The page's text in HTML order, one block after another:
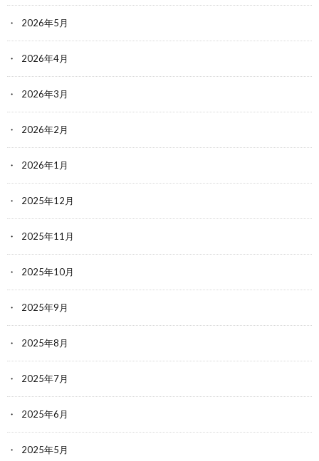
2026年5月
2026年4月
2026年3月
2026年2月
2026年1月
2025年12月
2025年11月
2025年10月
2025年9月
2025年8月
2025年7月
2025年6月
2025年5月